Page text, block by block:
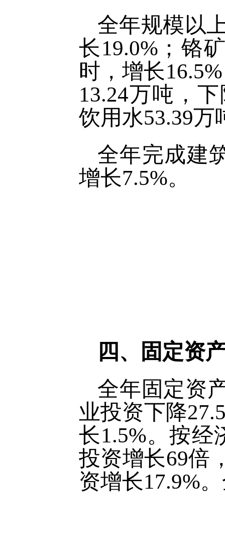
全年规模以
长19.0%；铬
时，增长
13.24万吨，
饮用水53.39万
全年完成建
增长7.5%。
四、固定资
全年固定资
业投资下降
长1.5%。按经
投资增长69倍
资增长17.9%